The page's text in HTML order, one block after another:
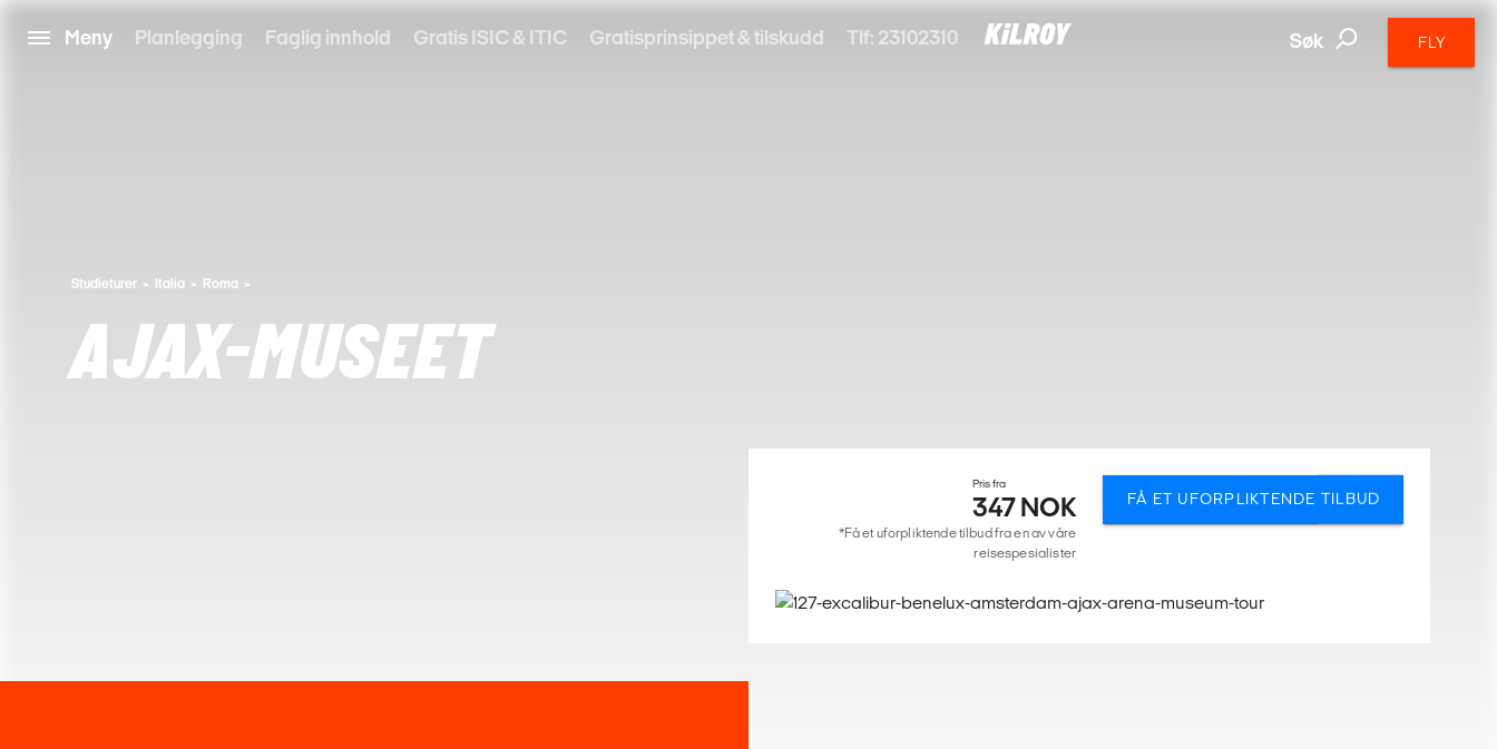
Meny Planlegging Faglig innhold Gratis ISIC & ITIC Gratisprinsippet & tilskudd Tlf: 23102310 Søk FLY
Studieturer Italia Roma
AJAX-MUSEET
Pris fra
347 NOK
*Få et uforpliktende tilbud fra en av våre
reisespesialister
FÅ ET UFORPLIKTENDE TILBUD